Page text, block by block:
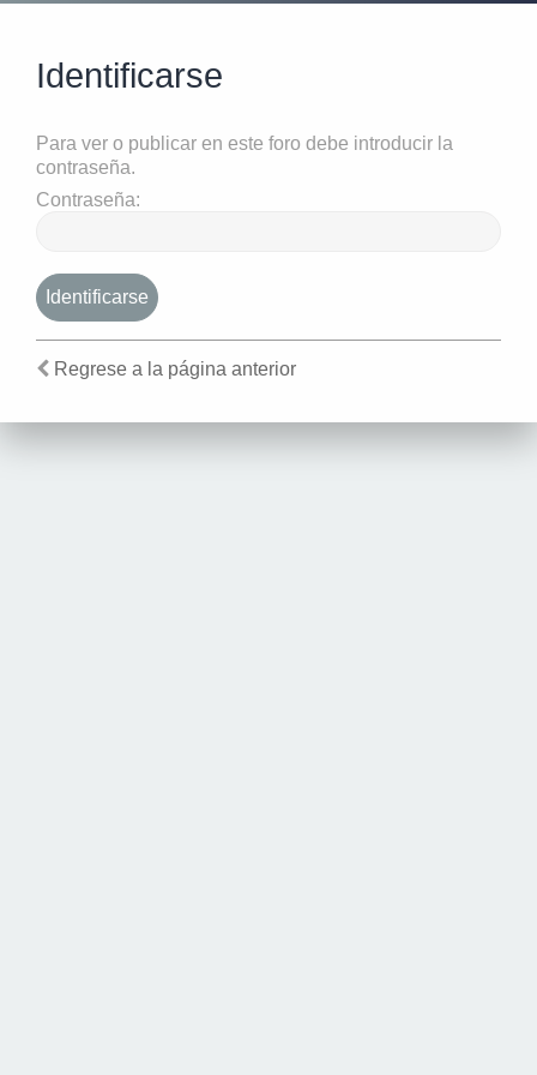
Identificarse
Para ver o publicar en este foro debe introducir la
contraseña.
Contraseña:
Regrese a la página anterior